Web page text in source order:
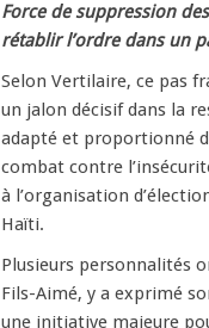
Force de suppression
rétablir l’ordre dans un
Selon Vertilaire, ce pas
un jalon décisif dans la
adapté et proportionné
combat contre
à l’organisation
Haïti.
Plusieurs personnalités
Fils-Aimé, y a exprimé
une initiative majeure